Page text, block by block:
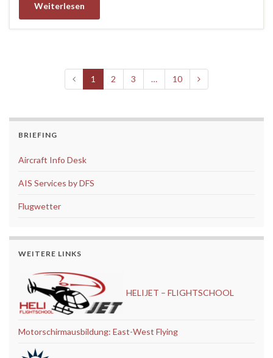
Weiterlesen
1 2 3 … 10
BRIEFING
Aircraft Info Desk
AIS Services by DFS
Flugwetter
WEITERE LINKS
HELIJET – FLIGHTSCHOOL
Motorschirmausbildung: East-West Flying